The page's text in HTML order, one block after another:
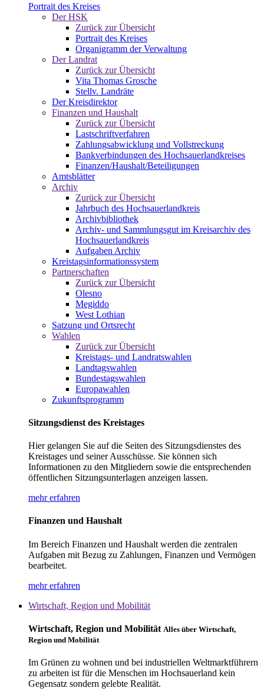
Portrait des Kreises
Der HSK
Zurück zur Übersicht
Portrait des Kreises
Organigramm der Verwaltung
Der Landrat
Zurück zur Übersicht
Vita Thomas Grosche
Stellv. Landräte
Der Kreisdirektor
Finanzen und Haushalt
Zurück zur Übersicht
Lastschriftverfahren
Zahlungsabwicklung und Vollstreckung
Bankverbindungen des Hochsauerlandkreises
Finanzen/Haushalt/Beteiligungen
Amtsblätter
Archiv
Zurück zur Übersicht
Jahrbuch des Hochsauerlandkreis
Archivbibliothek
Archiv- und Sammlungsgut im Kreisarchiv des
Hochsauerlandkreis
Aufgaben Archiv
Kreistagsinformationssystem
Partnerschaften
Zurück zur Übersicht
Olesno
Megiddo
West Lothian
Satzung und Ortsrecht
Wahlen
Zurück zur Übersicht
Kreistags- und Landratswahlen
Landtagswahlen
Bundestagswahlen
Europawahlen
Zukunftsprogramm
Sitzungsdienst des Kreistages
Hier gelangen Sie auf die Seiten des Sitzungsdienstes des
Kreistages und seiner Ausschüsse. Sie können sich
Informationen zu den Mitgliedern sowie die entsprechenden
öffentlichen Sitzungsunterlagen anzeigen lassen.
mehr erfahren
Finanzen und Haushalt
Im Bereich Finanzen und Haushalt werden die zentralen
Aufgaben mit Bezug zu Zahlungen, Finanzen und Vermögen
bearbeitet.
mehr erfahren
Wirtschaft, Region und Mobilität
Wirtschaft, Region und Mobilität Alles über Wirtschaft,
Region und Mobilität
Im Grünen zu wohnen und bei industriellen Weltmarktführern
zu arbeiten ist für die Menschen im Hochsauerland kein
Gegensatz sondern gelebte Realität.